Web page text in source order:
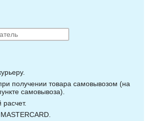
получении товара самовывозом (на
самовывоза).